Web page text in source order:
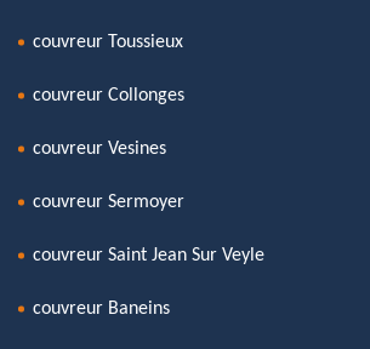
couvreur Toussieux
couvreur Collonges
couvreur Vesines
couvreur Sermoyer
couvreur Saint Jean Sur Veyle
couvreur Baneins